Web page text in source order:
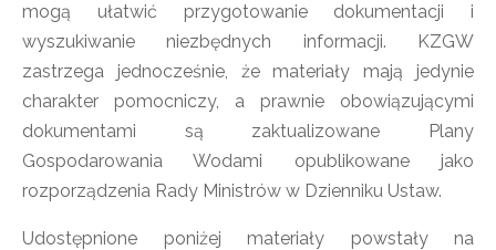
mogą ułatwić przygotowanie dokumentacji i
wyszukiwanie niezbędnych informacji. KZGW
zastrzega jednocześnie, że materiały mają jedynie
charakter pomocniczy, a prawnie obowiązującymi
dokumentami są zaktualizowane Plany
Gospodarowania Wodami opublikowane jako
rozporządzenia Rady Ministrów w Dzienniku Ustaw.
Udostępnione poniżej materiały powstały na